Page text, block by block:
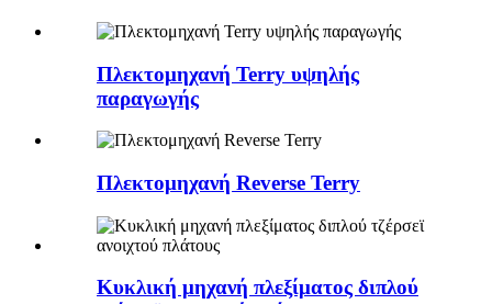
Πλεκτομηχανή Terry υψηλής
παραγωγής
Πλεκτομηχανή Reverse Terry
Κυκλική μηχανή πλεξίματος διπλού